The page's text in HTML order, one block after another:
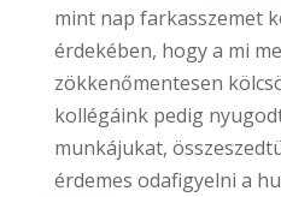
mint nap farkasszemet
érdekében, hogy a mi
zökkenőmentesen
kollégáink pedig
munkájukat,
érdemes odafigyelni a